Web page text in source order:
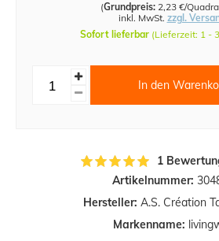
Artikelnummer:
Hersteller: A.S. Création
Markenname:
(Grundpreis: 2,23 €/
inkl. MwSt. zzgl.
Sofort lieferbar (Lieferzeit: 1 -
In den
1